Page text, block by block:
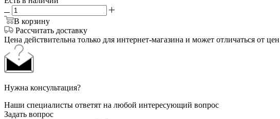
В корзину
Рассчитать доставку
Цена действительна только для интернет-магазина и может отличаться от
Нужна консультация?
Наши специалисты ответят на любой интересующий вопрос
Задать вопрос